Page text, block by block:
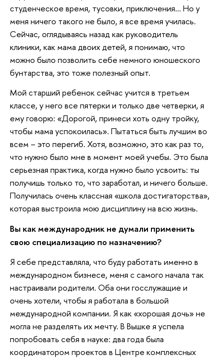
студенческое время, тусовки, приключения… Но у
меня ничего такого не было, я все время училась.
Сейчас, оглядываясь назад как руководитель
клиники, как мама двоих детей, я понимаю, что
можно было позволить себе немного юношеского
бунтарства, это тоже полезный опыт.
Мой старший ребенок сейчас учится в третьем
классе, у него все пятерки и только две четверки, я
ему говорю: «Дорогой, принеси хоть одну тройку,
чтобы мама успокоилась». Пытаться быть лучшим во
всем – это перегиб. Хотя, возможно, это как раз то,
что нужно было мне в момент моей учебы. Это была
серьезная практика, когда нужно было усвоить: ты
получишь только то, что заработал, и ничего больше.
Получилась очень классная «школа достигаторства»,
которая выстроила мою дисциплину на всю жизнь.
Вы как международник не думали применить
свою специализацию по назначению?
Я себе представляла, что буду работать именно в
международном бизнесе, меня с самого начала так
настраивали родители. Оба они госслужащие и
очень хотели, чтобы я работала в большой
международной компании. Я как «хорошая дочь» не
могла не разделять их мечту. В Вышке я успела
попробовать себя в науке: два года была
координатором проектов в Центре комплексных